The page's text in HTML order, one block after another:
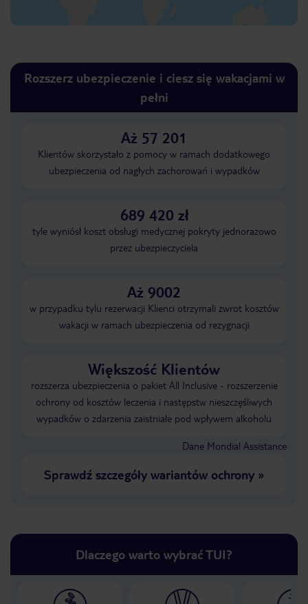
Rozszerz ubezpieczenie i ciesz się wakacjami w
pełni
Aż 57 201
Klientów skorzystało z pomocy w ramach dodatkowego
ubezpieczenia od nagłych zachorowań i wypadków
689 420 zł
tyle wyniósł koszt obsługi medycznej pokryty jednorazowo
przez ubezpieczyciela
Aż 9002
w przypadku tylu rezerwacji Klienci otrzymali zwrot kosztów
wakacji w ramach ubezpieczenia od rezygnacji
Większość Klientów
rozszerza ubezpieczenia o pakiet All Inclusive - rozszerzenie
ochrony od kosztów leczenia i następstw nieszczęśliwych
wypadków o zdarzenia zaistniałe pod wpływem alkoholu
Dane Mondial Assistance
Sprawdź szczegóły wariantów ochrony»
Dlaczego warto wybrać TUI?